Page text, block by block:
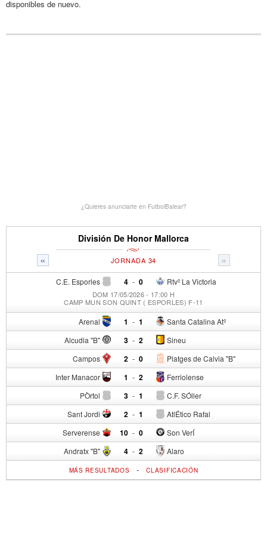
disponibles de nuevo.
¿Quieres anunciarte en FutbolBalear?
División De Honor Mallorca
« »
JORNADA 34
C.E. Esporles 4 - Rtvº La Victoria
0
DOM 17/05/2026 - 17:00 H
CAMP MUN SON QUINT ( ESPORLES) F-11
Arenal 1 - Santa Catalina Atº
1
Alcudia "B" 3 - Sineu
2
Campos 2 - Platges de Calvia "B"
0
Inter Manacor 1 - Ferriolense
2
PÒrtol 3 - C.F. SÓller
1
Sant Jordi 2 - AtlÉtico Rafal
1
Serverense 10 - Son VerÍ
0
Andratx "B" 4 - Alaro
2
MÁS RESULTADOS -CLASIFICACIÓN